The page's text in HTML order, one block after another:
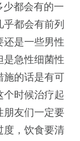
都会有的一
都会有前列
还是一些男性
是急性细菌性
施的话是有可
个时候治疗起
朋友们一定要
度，饮食要清